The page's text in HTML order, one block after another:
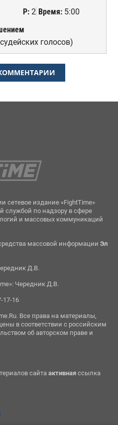
Р:2 Время:5:00
голосов)
сетевое издание «FightTime»
службой по надзору в сфере
и массовых коммуникаций
массовой информации Эл
Д.В.
Чередник Д.В.
17-16
Все права на материалы,
в соответствии с российским
об авторском праве и
сайтаактивнаяссылка